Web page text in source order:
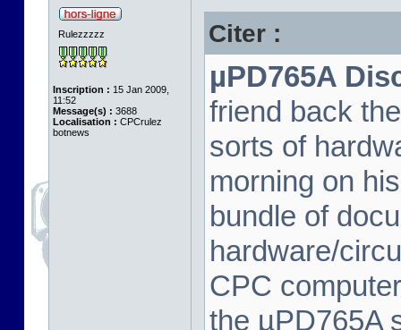
Rulezzzzz
Inscription : 15 Jan 2009,
11:52
Message(s) : 3688
Localisation : CPCrulez
botnews
Citer :
µPD765A
friend back
sorts of
morning on
bundle of
hardware/
CPC
the µPD765A